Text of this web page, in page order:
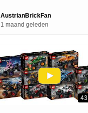
AustrianBrickFan
1 maand geleden